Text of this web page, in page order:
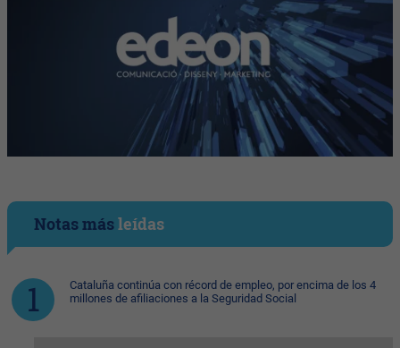
Notas másleídas
Cataluña continúa con récord de empleo, por encima de los 4
millones de afiliaciones a la Seguridad Social